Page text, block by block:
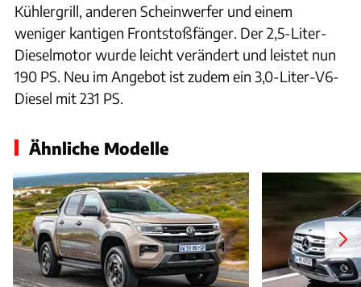
Kühlergrill, anderen Scheinwerfer und einem
weniger kantigen Frontstoßfänger. Der 2,5-Liter-
Dieselmotor wurde leicht verändert und leistet nun
190 PS. Neu im Angebot ist zudem ein 3,0-Liter-V6-
Diesel mit 231 PS.
Ähnliche Modelle